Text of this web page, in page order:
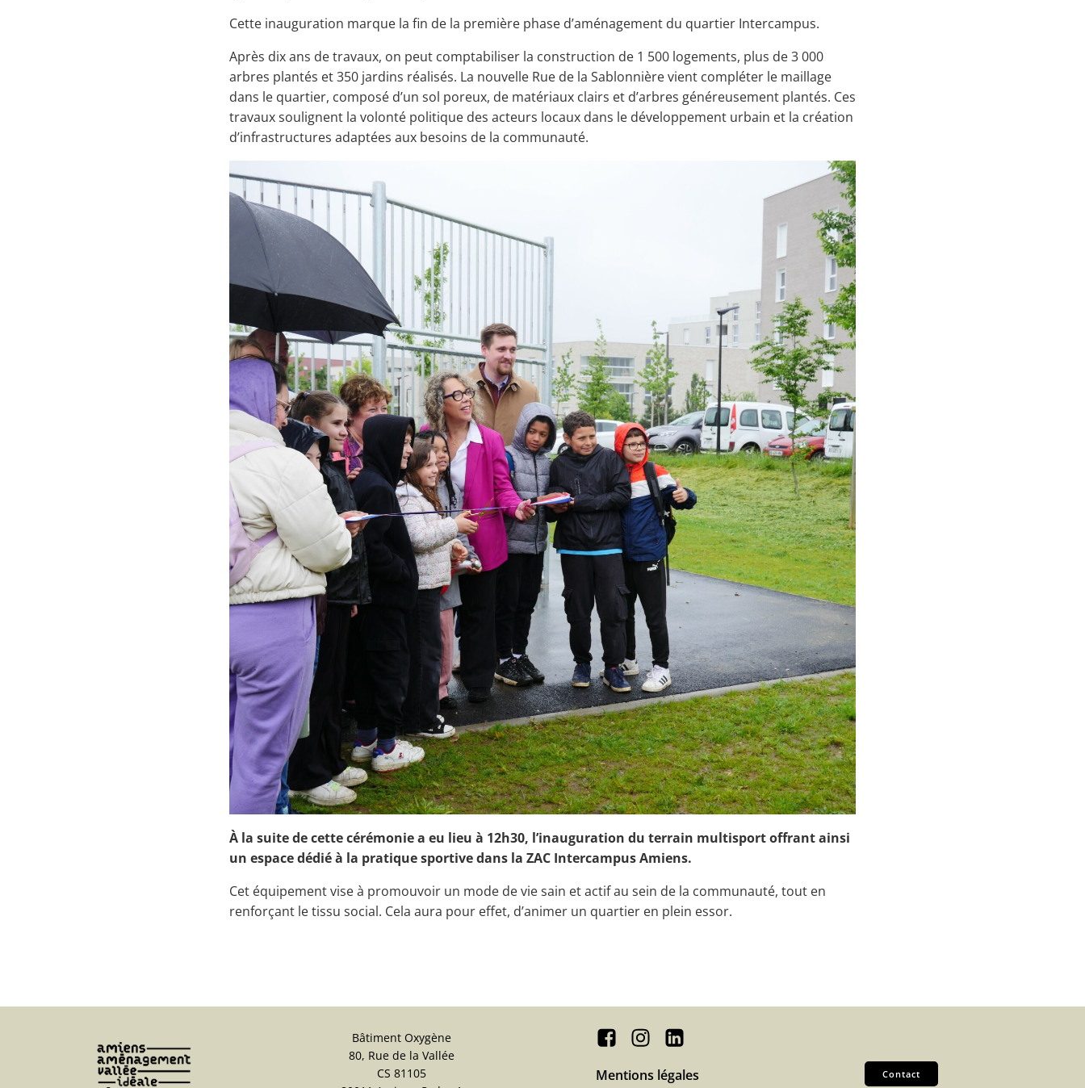
Cette inauguration marque la fin de la première phase d’aménagement du quartier Intercampus.
Après dix ans de travaux, on peut comptabiliser la construction de 1 500 logements, plus de 3 000
arbres plantés et 350 jardins réalisés. La nouvelle Rue de la Sablonnière vient compléter le maillage
dans le quartier, composé d’un sol poreux, de matériaux clairs et d’arbres généreusement plantés. Ces
travaux soulignent la volonté politique des acteurs locaux dans le développement urbain et la création
d’infrastructures adaptées aux besoins de la communauté.
À la suite de cette cérémonie a eu lieu à 12h30, l’inauguration du terrain multisport offrant ainsi
un espace dédié à la pratique sportive dans la ZAC Intercampus Amiens.
Cet équipement vise à promouvoir un mode de vie sain et actif au sein de la communauté, tout en
renforçant le tissu social. Cela aura pour effet, d’animer un quartier en plein essor.
Bâtiment Oxygène
80, Rue de la Vallée
CS 81105
Mentions légales Contact